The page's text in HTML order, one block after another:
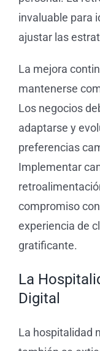
invaluable para
ajustar las
La mejora
mantenerse
Los negocios
adaptarse y
preferencias
Implementar
compromiso
experiencia de
gratificante.
La
Digital
La hospitalidad